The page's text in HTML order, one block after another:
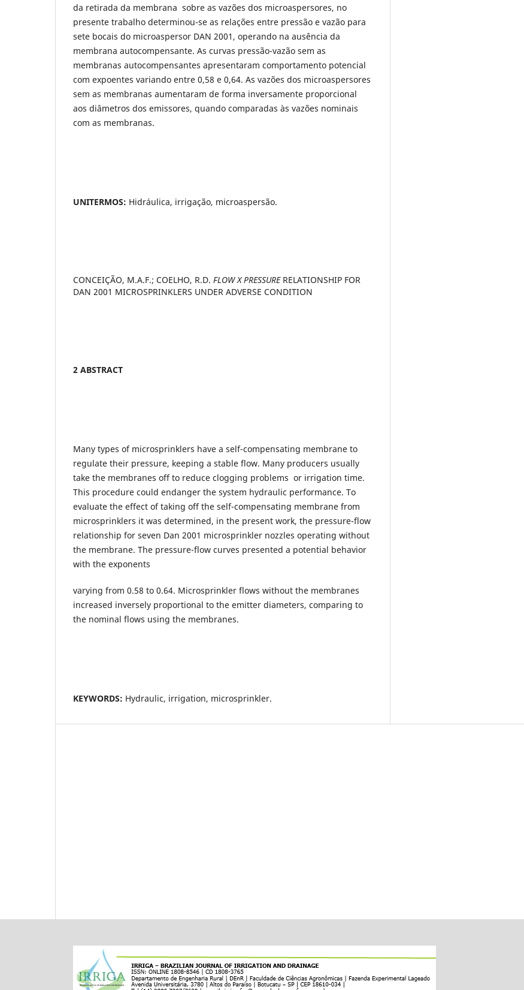
da retirada da membrana sobre as vazões dos microaspersores, no
presente trabalho determinou-se as relações entre pressão e vazão para
sete bocais do microaspersor DAN 2001, operando na ausência da
membrana autocompensante. As curvas pressão-vazão sem as
membranas autocompensantes apresentaram comportamento potencial
com expoentes variando entre 0,58 e 0,64. As vazões dos microaspersores
sem as membranas aumentaram de forma inversamente proporcional
aos diâmetros dos emissores, quando comparadas às vazões nominais
com as membranas.
UNITERMOS: Hidráulica, irrigação, microaspersão.
CONCEIÇÃO, M.A.F.; COELHO, R.D. FLOW X PRESSURE RELATIONSHIP FOR
DAN 2001 MICROSPRINKLERS UNDER ADVERSE CONDITION
2 ABSTRACT
Many types of microsprinklers have a self-compensating membrane to
regulate their pressure, keeping a stable flow. Many producers usually
take the membranes off to reduce clogging problems or irrigation time.
This procedure could endanger the system hydraulic performance. To
evaluate the effect of taking off the self-compensating membrane from
microsprinklers it was determined, in the present work, the pressure-flow
relationship for seven Dan 2001 microsprinkler nozzles operating without
the membrane. The pressure-flow curves presented a potential behavior
with the exponents
varying from 0.58 to 0.64. Microsprinkler flows without the membranes
increased inversely proportional to the emitter diameters, comparing to
the nominal flows using the membranes.
KEYWORDS: Hydraulic, irrigation, microsprinkler.